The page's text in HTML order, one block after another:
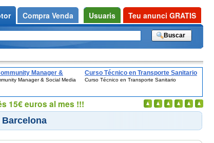
Manager &
Manager & Social Media
Curso Técnico en Transporte Sanitario
Curso Técnico en Transporte Sanitario
Compra Venda Usuaris Teu anunci GRATIS
15€ euros al mes !!!